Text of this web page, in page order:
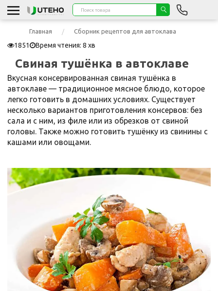
Главная Сборник рецептов для автоклава
1851 Время чтения: 8 хв
Свиная тушёнка в автоклаве
Вкусная консервированная свиная тушёнка в
автоклаве — традиционное мясное блюдо, которое
легко готовить в домашних условиях. Существует
несколько вариантов приготовления консервов: без
сала и с ним, из филе или из обрезков от свиной
головы. Также можно готовить тушёнку из свинины с
кашами или овощами.